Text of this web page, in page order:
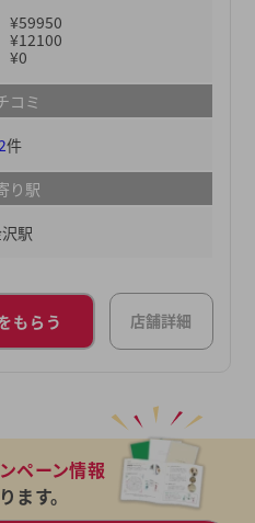
見合い件数：2023年実
末時点、2024年1月期_指
また、全国に店舗がある
やUターンなどで引っ越
舗で引き続き活動できる
お相手候補を紹介してく
活を進められます。結婚
してみませんか？
¥59950
¥12100
¥0
コミ
件
り駅
駅
もらう 店舗詳細
ペーン情報
ます。